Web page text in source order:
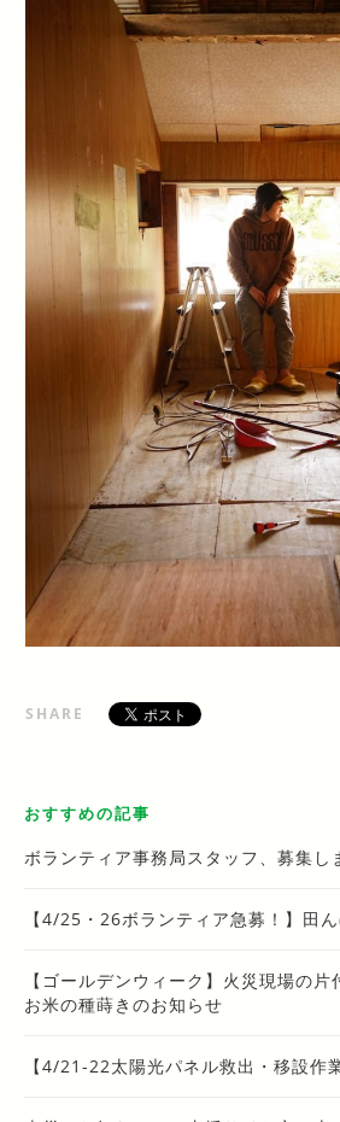
SHARE
おすすめの記事
ボランティア事務局スタッフ、募集し
【4/25・26ボランティア急募！】田
【ゴールデンウィーク】火災現場の
お米の種蒔きのお知らせ
【4/21-22太陽光パネル救出・移設作